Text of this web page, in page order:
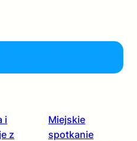
i
z
Miejskie
spotkanie